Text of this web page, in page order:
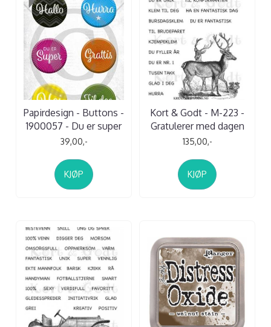
Papirdesign - Buttons -
1900057 - Du er super
39,00,-
KJØP
Kort & Godt - M-223 -
Gratulerer med dagen
135,00,-
KJØP